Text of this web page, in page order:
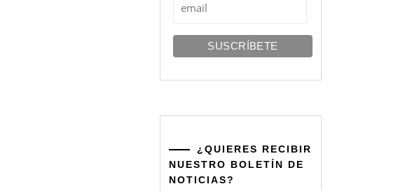
¿QUIERES RECIBIR
NUESTRO BOLETÍN DE
NOTICIAS?